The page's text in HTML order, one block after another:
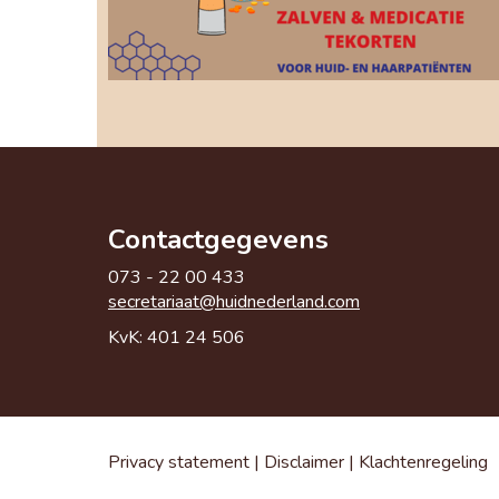
Contactgegevens
073 - 22 00 433
taairaterces@huidnederland.com
KvK: 401 24 506
Privacy statement | Disclaimer | Klachtenregeling